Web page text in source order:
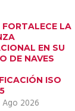
FORTALECE LA
EN SU
DE NAVES
ISO
Ago 2026